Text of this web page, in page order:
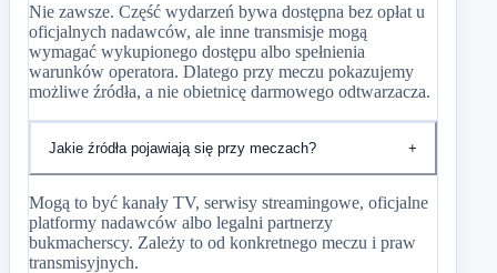
Nie zawsze. Część wydarzeń bywa dostępna bez opłat u
oficjalnych nadawców, ale inne transmisje mogą
wymagać wykupionego dostępu albo spełnienia
warunków operatora. Dlatego przy meczu pokazujemy
możliwe źródła, a nie obietnicę darmowego odtwarzacza.
Jakie źródła pojawiają się przy meczach? +
Mogą to być kanały TV, serwisy streamingowe, oficjalne
platformy nadawców albo legalni partnerzy
bukmacherscy. Zależy to od konkretnego meczu i praw
transmisyjnych.